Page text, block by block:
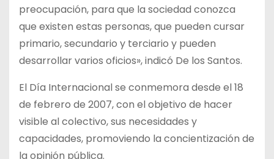
preocupación, para que la sociedad conozca
que existen estas personas, que pueden cursar
primario, secundario y terciario y pueden
desarrollar varios oficios», indicó De los Santos.
El Día Internacional se conmemora desde el 18
de febrero de 2007, con el objetivo de hacer
visible al colectivo, sus necesidades y
capacidades, promoviendo la concientización de
la opinión pública.